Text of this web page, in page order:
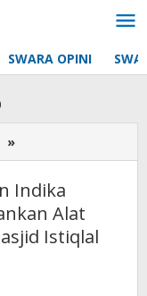
SWARA OPINI
»
Pemuda
Dan
Indika
Foundation
Menyumbangankan
Indika
Alat
Istiqlal